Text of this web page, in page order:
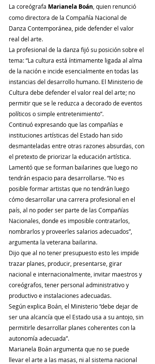
La coreógrafa Marianela Boán , quien renunció
como directora de la Compañía Nacional de
Danza Contemporánea, pide defender el valor
real del arte.
La profesional de la danza fijó su posición sobre el
tema: “La cultura está íntimamente ligada al alma
de la nación e incide esencialmente en todas las
instancias del desarrollo humano. El Ministerio de
Cultura debe defender el valor real del arte; no
permitir que se le reduzca a decorado de eventos
políticos o simple entretenimiento”.
Continuó expresando que las compañías e
instituciones artísticas del Estado han sido
desmanteladas entre otras razones absurdas, con
el pretexto de priorizar la educación artística.
Lamentó que se forman bailarines que luego no
tendrán espacio para desarrollarse. “No es
posible formar artistas que no tendrán luego
cómo desarrollar una carrera profesional en el
país, al no poder ser parte de las Compañías
Nacionales, donde es imposible contratarlos,
nombrarlos y proveerles salarios adecuados”,
argumenta la veterana bailarina.
Dijo que al no tener presupuesto esto les impide
trazar planes, producir, presentarse, girar
nacional e internacionalmente, invitar maestros y
coreógrafos, tener personal administrativo y
productivo e instalaciones adecuadas.
Según explica Boán, el Ministerio “debe dejar de
ser una alcancía que el Estado usa a su antojo, sin
permitirle desarrollar planes coherentes con la
autonomía adecuada”.
Marianela Boán argumenta que no se puede
llevar el arte a las masas, ni al sistema nacional